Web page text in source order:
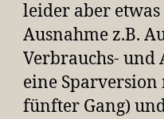
leider aber etwas
Ausnahme z.B.
Verbrauchs- und
eine Sparversion
fünfter Gang)